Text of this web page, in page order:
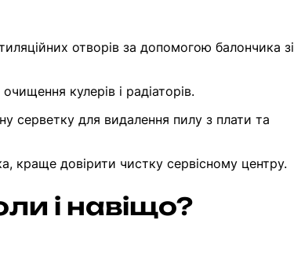
отворів за допомогою балончика зі
кулерів і радіаторів.
серветку для видалення пилу з плати та
краще довірити чистку сервісному центру.
і навіщо?